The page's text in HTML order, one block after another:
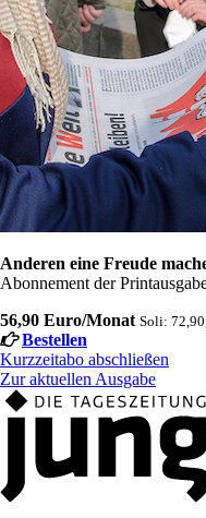
Anderen eine Freude
Abonnement der
56,90 Euro/Monat Soli:
Bestellen
Kurzzeitabo abschließen
Zur aktuellen Ausgabe